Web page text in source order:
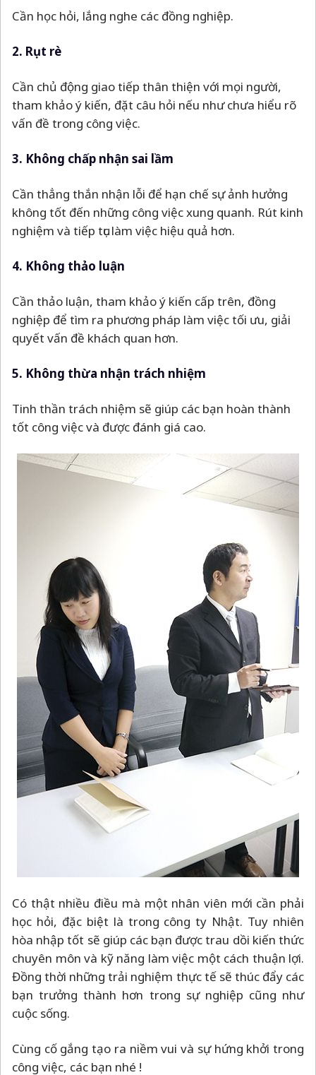
Cần học hỏi, lắng nghe các đồng nghiệp.
2. Rụt rè
Cần chủ động giao tiếp thân thiện với mọi người,
tham khảo ý kiến, đặt câu hỏi nếu như chưa hiểu rõ
vấn đề trong công việc.
3. Không chấp nhận sai lầm
Cần thẳng thắn nhận lỗi để hạn chế sự ảnh hưởng
không tốt đến những công việc xung quanh. Rút kinh
nghiệm và tiếp tục làm việc hiệu quả hơn.
4. Không thảo luận
Cần thảo luận, tham khảo ý kiến cấp trên, đồng
nghiệp để tìm ra phương pháp làm việc tối ưu, giải
quyết vấn đề khách quan hơn.
5. Không thừa nhận trách nhiệm
Tinh thần trách nhiệm sẽ giúp các bạn hoàn thành
tốt công việc và được đánh giá cao.
Có thật nhiều điều mà một nhân viên mới cần phải
học hỏi, đặc biệt là trong công ty Nhật. Tuy nhiên
hòa nhập tốt sẽ giúp các bạn được trau dồi kiến thức
chuyên môn và kỹ năng làm việc một cách thuận lợi.
Đồng thời những trải nghiệm thực tế sẽ thúc đẩy các
bạn trưởng thành hơn trong sự nghiệp cũng như
cuộc sống.
Cùng cố gắng tạo ra niềm vui và sự hứng khởi trong
công việc, các bạn nhé !